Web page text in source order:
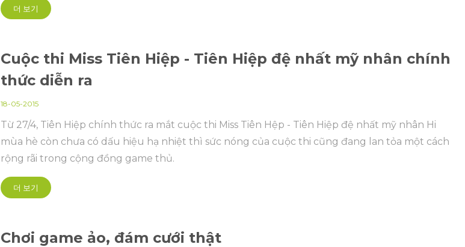
더 보기
Cuộc thi Miss Tiên Hiệp - Tiên Hiệp đệ nhất mỹ nhân chính
thức diễn ra
18-05-2015
Từ 27/4, Tiên Hiệp chính thức ra mắt cuộc thi Miss Tiên Hệp - Tiên Hiệp đệ nhất mỹ nhân Hi
mùa hè còn chưa có dấu hiệu hạ nhiệt thì sức nóng của cuộc thi cũng đang lan tỏa một cách
rộng rãi trong cộng đồng game thủ.
더 보기
Chơi game ảo, đám cưới thật